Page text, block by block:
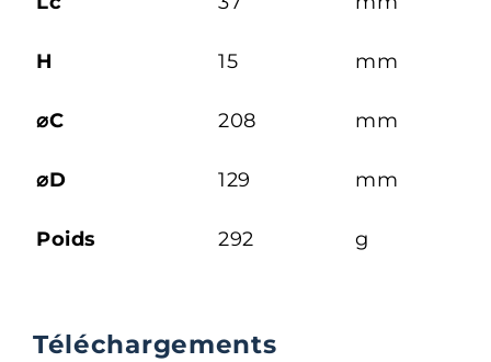
H 15 mm
⌀C 208 mm
⌀D 129 mm
Poids 292 g
Téléchargements